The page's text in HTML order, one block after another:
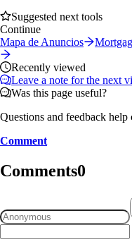
Suggested next tools
Continue
Mapa de Anuncios
Recently viewed
Leave a note for the next
Was this page useful?
Questions and feedback
Comment
Comments0